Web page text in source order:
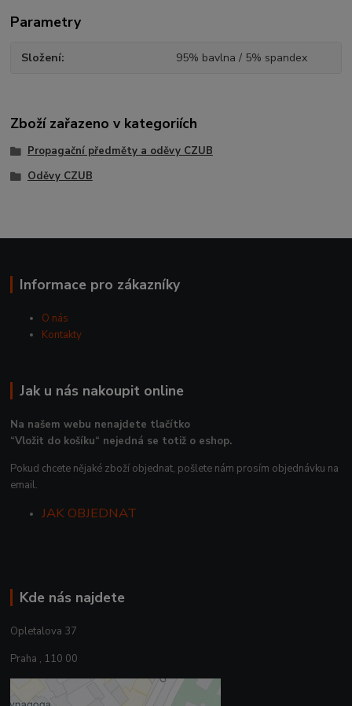
Parametry
Složení 95% bavlna / 5% spandex
Zboží zařazeno v kategoriích
Propagační předměty a oděvy CZUB
Oděvy CZUB
Informace pro zákazníky
O nás
Kontakty
Jak u nás nakoupit online
Na našem webu nenajdete tlačítko
“Vložit do košíku“ nejedná se totiž o eshop.
Pokud chcete nějaké zboží objednat, pošlete nám prosím objednávku na
email.
JAK OBJEDNAT
Kde nás najdete
Opletalova 37
Praha , 110 00